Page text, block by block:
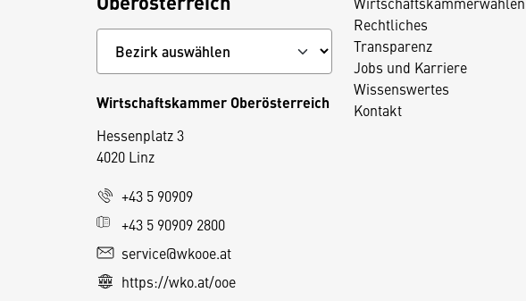
Rechtliches
Transparenz
Jobs und Karriere
Wissenswertes
Kontakt
Wirtschaftskammer Oberösterreich
Hessenplatz 3
4020 Linz
+43 5 90909
+43 5 90909 2800
service@wkooe.at
https://wko.at/ooe